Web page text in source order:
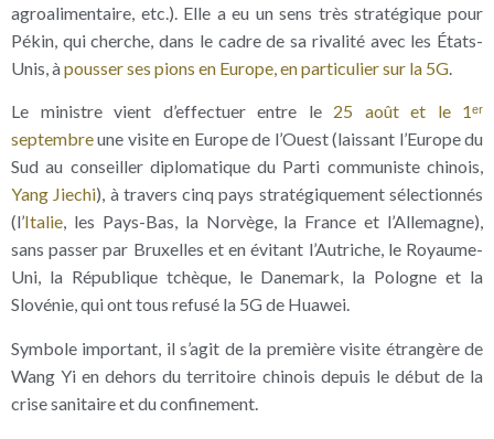
agroalimentaire, etc.). Elle a eu un sens très stratégique pour
Pékin, qui cherche, dans le cadre de sa rivalité avec les États-
Unis, àpousser ses pions en Europe, en particulier sur la 5G.
Le ministre vient d’effectuer entre le 25 août et le 1ᵉʳ
septembreune visite en Europe de l’Ouest (laissant l’Europe du
Sud au conseiller diplomatique du Parti communiste chinois,
Yang Jiechi), à travers cinq pays stratégiquement sélectionnés
(l’Italie, les Pays-Bas, la Norvège, la France et l’Allemagne),
sans passer par Bruxelles et en évitant l’Autriche, le Royaume-
Uni, la République tchèque, le Danemark, la Pologne et la
Slovénie, qui ont tous refusé la 5G de Huawei.
Symbole important, il s’agit de la première visite étrangère de
Wang Yi en dehors du territoire chinois depuis le début de la
crise sanitaire et du confinement.